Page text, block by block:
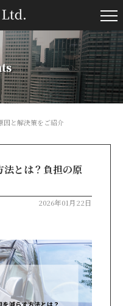
因と解決策をご紹介
法とは？負担の原
2026年01月22日